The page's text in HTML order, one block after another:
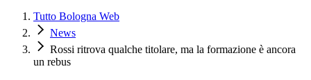
Tutto Bologna Web
News
Rossi ritrova qualche titolare, ma la formazione è ancora
un rebus